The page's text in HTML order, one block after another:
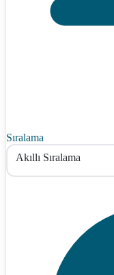
Sıralama
Akıllı Sıralama